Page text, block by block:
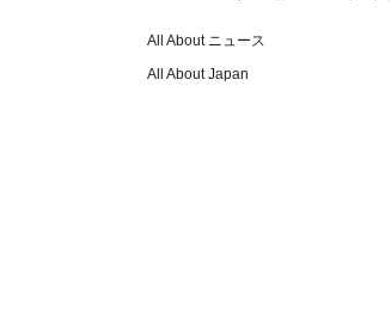
All About ニュース
All About Japan